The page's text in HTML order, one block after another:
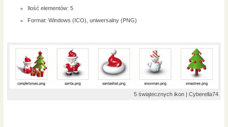
Ilość elementów: 5
Format: Windows (ICO), uniwersalny (PNG)
5 świątecznych ikon | Cyberella74